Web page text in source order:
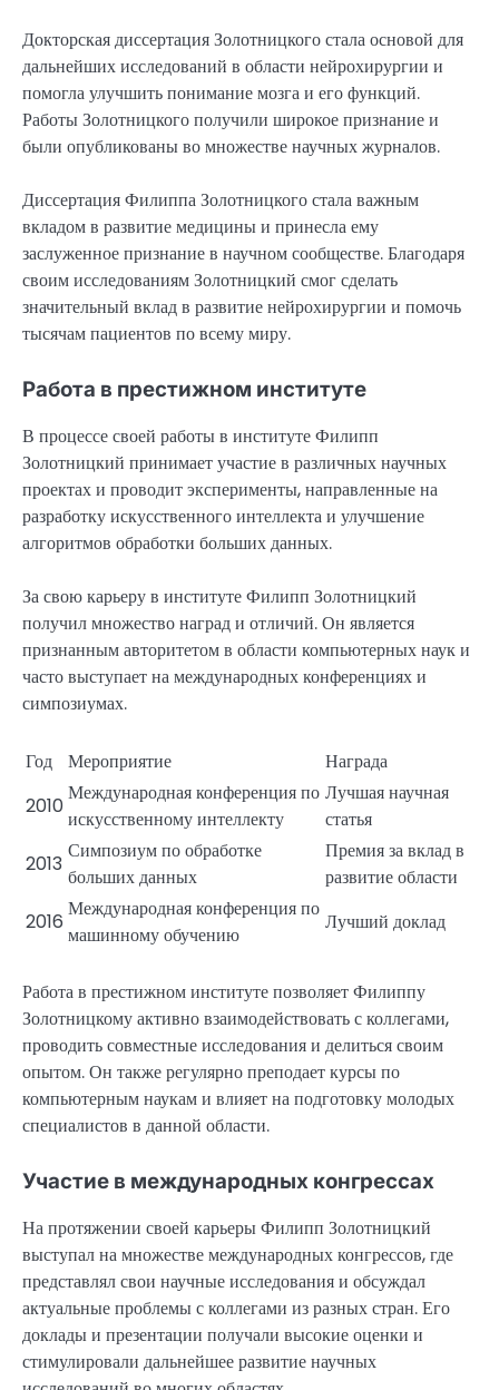
Докторская диссертация Золотницкого стала основой для
дальнейших исследований в области нейрохирургии и
помогла улучшить понимание мозга и его функций.
Работы Золотницкого получили широкое признание и
были опубликованы во множестве научных журналов.
Диссертация Филиппа Золотницкого стала важным
вкладом в развитие медицины и принесла ему
заслуженное признание в научном сообществе. Благодаря
своим исследованиям Золотницкий смог сделать
значительный вклад в развитие нейрохирургии и помочь
тысячам пациентов по всему миру.
Работа в престижном институте
В процессе своей работы в институте Филипп
Золотницкий принимает участие в различных научных
проектах и проводит эксперименты, направленные на
разработку искусственного интеллекта и улучшение
алгоритмов обработки больших данных.
За свою карьеру в институте Филипп Золотницкий
получил множество наград и отличий. Он является
признанным авторитетом в области компьютерных наук и
часто выступает на международных конференциях и
симпозиумах.
Год Мероприятие
Награда
2010
Международная конференция по
искусственному интеллекту
Лучшая научная
статья
2013
Симпозиум по обработке
больших данных
Премия за вклад в
развитие области
2016
Международная конференция по
машинному обучению
Лучший доклад
Работа в престижном институте позволяет Филиппу
Золотницкому активно взаимодействовать с коллегами,
проводить совместные исследования и делиться своим
опытом. Он также регулярно преподает курсы по
компьютерным наукам и влияет на подготовку молодых
специалистов в данной области.
Участие в международных конгрессах
На протяжении своей карьеры Филипп Золотницкий
выступал на множестве международных конгрессов, где
представлял свои научные исследования и обсуждал
актуальные проблемы с коллегами из разных стран. Его
доклады и презентации получали высокие оценки и
стимулировали дальнейшее развитие научных